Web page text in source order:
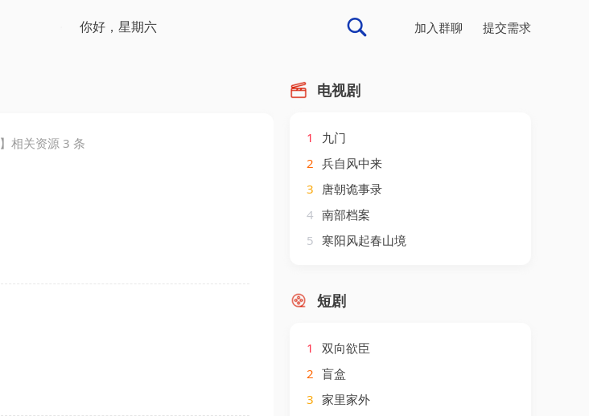
加入群聊 提交需求
】相关资源 3 条
电视剧
1
九门
2 兵自风中来
3 唐朝诡事录
4 南部档案
5 寒阳风起春山境
短剧
1
双向欲臣
2 盲盒
3 家里家外